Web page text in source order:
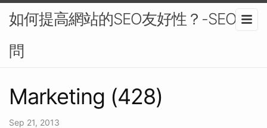
如何提高網站的SEO友好性？-SEO顧
問
Marketing (428)
Sep 21, 2013